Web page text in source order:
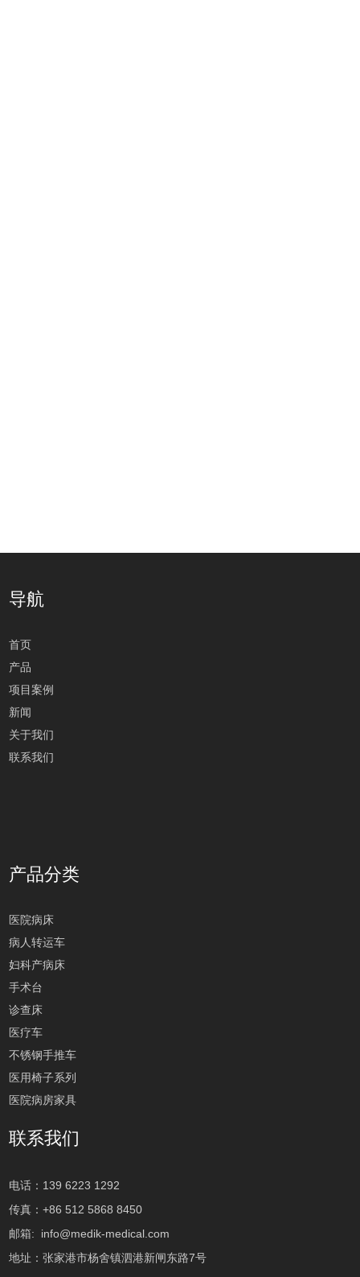
导航
首页
产品
项目案例
新闻
关于我们
联系我们
产品分类
医院病床
病人转运车
妇科产病床
手术台
诊查床
医疗车
不锈钢手推车
医用椅子系列
医院病房家具
联系我们
电话：139 6223 1292
传真：+86 512 5868 8450
邮箱: info@medik-medical.com
地址：张家港市杨舍镇泗港新闸东路7号